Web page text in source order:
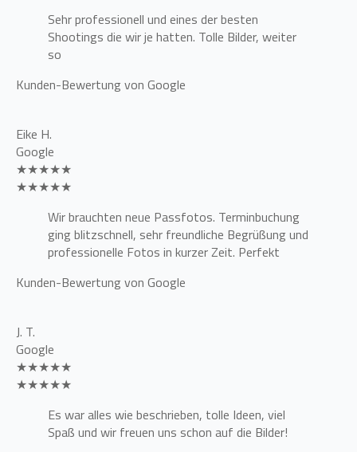
Sehr professionell und eines der besten
Shootings die wir je hatten. Tolle Bilder, weiter
so
Kunden-Bewertung von Google
Eike H.
Google
★★★★★
★★★★★
Wir brauchten neue Passfotos. Terminbuchung
ging blitzschnell, sehr freundliche Begrüßung und
professionelle Fotos in kurzer Zeit. Perfekt
Kunden-Bewertung von Google
J. T.
Google
★★★★★
★★★★★
Es war alles wie beschrieben, tolle Ideen, viel
Spaß und wir freuen uns schon auf die Bilder!